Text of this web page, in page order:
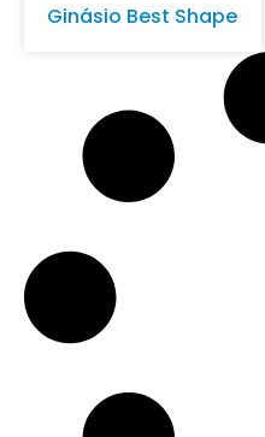
Ginásio Best Shape